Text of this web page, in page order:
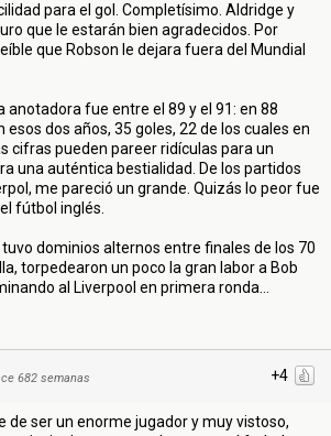
para el gol. Completísimo. Aldridge y
que le estarán bien agradecidos. Por
que Robson le dejara fuera del Mundial
anotadora fue entre el 89 y el 91: en 88
dos años, 35 goles, 22 de los cuales en
cifras pueden pareer ridículas para un
una auténtica bestialidad. De los partidos
me pareció un grande. Quizás lo peor fue
fútbol inglés.
tuvo dominios alternos entre finales de los 70
torpedearon un poco la gran labor a Bob
al Liverpool en primera ronda...
+4
682 semanas
de ser un enorme jugador y muy vistoso,